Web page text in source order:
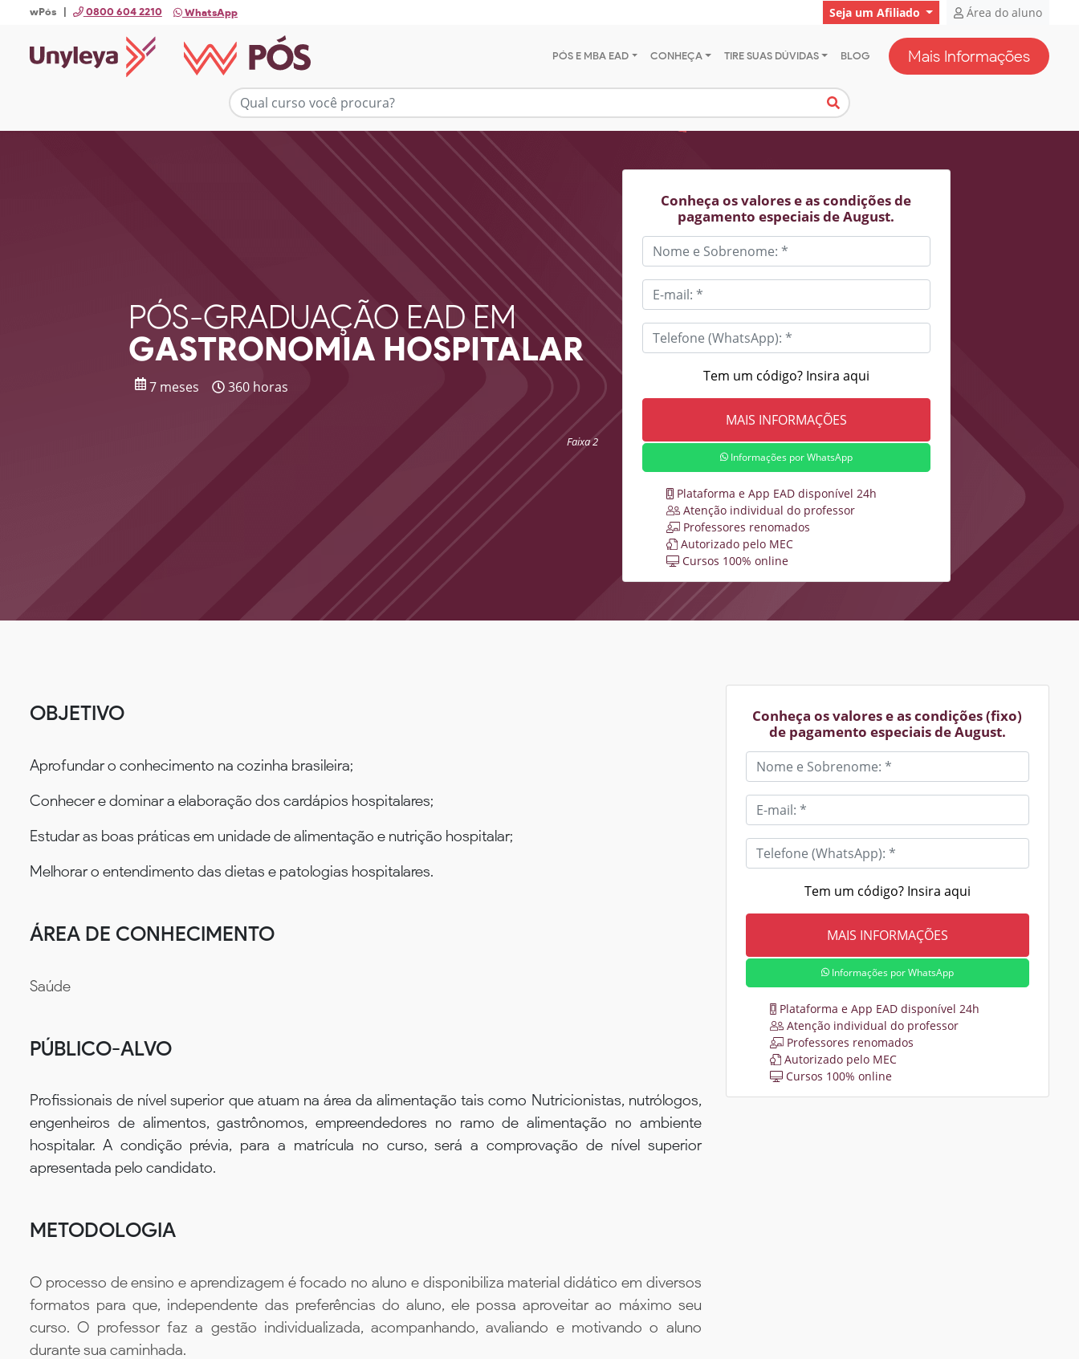
wPós | 0800 604 2210 WhatsApp Seja um Afiliado Área do aluno
PÓS E MBA EAD CONHEÇA TIRE SUAS DÚVIDAS BLOG Mais Informações
PÓS-GRADUAÇÃO EAD EM
GASTRONOMIA HOSPITALAR
7 meses 360 horas
Faixa 2
Conheça os valores e as condições de
pagamento especiais de August.
Tem um código? Insira aqui
Informações por WhatsApp
Plataforma e App EAD disponível 24h
Atenção individual do professor
Professores renomados
Autorizado pelo MEC
Cursos 100% online
OBJETIVO
Aprofundar o conhecimento na cozinha brasileira;
Conhecer e dominar a elaboração dos cardápios hospitalares;
Estudar as boas práticas em unidade de alimentação e nutrição hospitalar;
Melhorar o entendimento das dietas e patologias hospitalares.
ÁREA DE CONHECIMENTO
Saúde
PÚBLICO-ALVO
Profissionais de nível superior que atuam na área da alimentação tais como Nutricionistas, nutrólogos,
engenheiros de alimentos, gastrônomos, empreendedores no ramo de alimentação no ambiente
hospitalar. A condição prévia, para a matrícula no curso, será a comprovação de nível superior
apresentada pelo candidato.
METODOLOGIA
O processo de ensino e aprendizagem é focado no aluno e disponibiliza material didático em diversos
formatos para que, independente das preferências do aluno, ele possa aproveitar ao máximo seu
curso. O professor faz a gestão individualizada, acompanhando, avaliando e motivando o aluno
durante sua caminhada.
Conheça os valores e as condições (fixo)
de pagamento especiais de August.
Tem um código? Insira aqui
Informações por WhatsApp
Plataforma e App EAD disponível 24h
Atenção individual do professor
Professores renomados
Autorizado pelo MEC
Cursos 100% online